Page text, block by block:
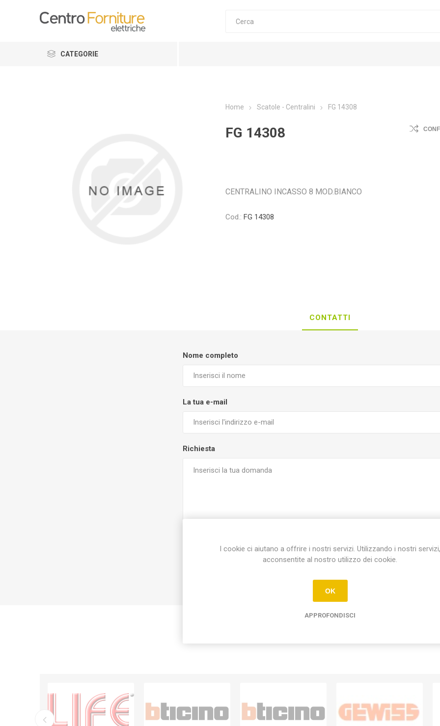
CATEGORIE
Home Scatole - Centralini FG 14308
FG 14308
CENTRALINO INCASSO 8 MOD.BIANCO
Cod.: FG 14308
CONTATTI
Nome completo
La tua e-mail
Richiesta
INVIA
I cookie ci aiutano a offrire i nostri servizi. Utilizzando i nostri servizi,
acconsentite al nostro utilizzo dei cookie.
OK
APPROFONDISCI